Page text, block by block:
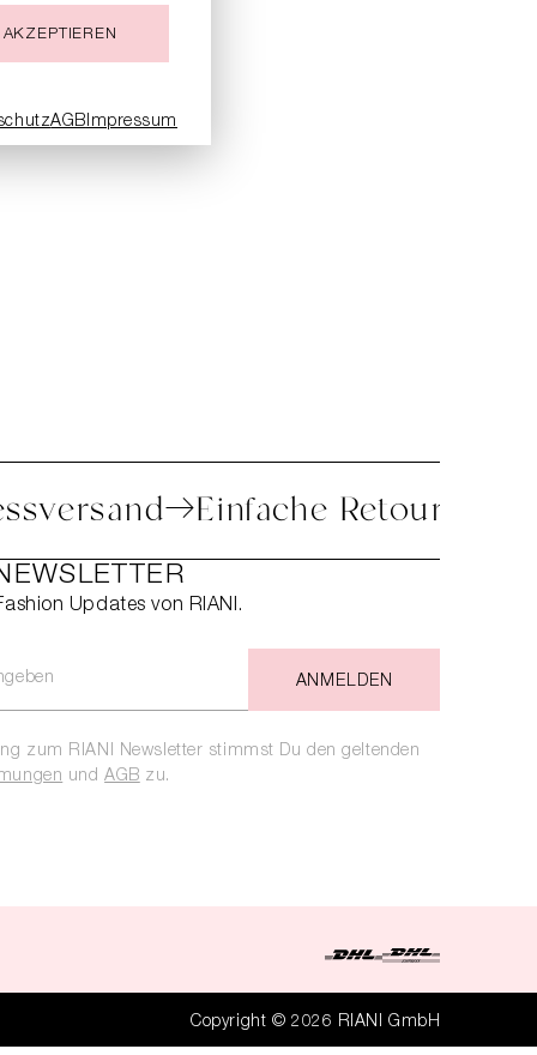
Einfache Retoure
Updates von RIANI.
ANMELDEN
zum RIANI Newsletter stimmst Du den geltenden
undAGB zu.
Copyright © 2026 RIANI GmbH
AGB Impressum